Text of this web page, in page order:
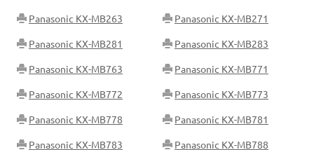
Panasonic KX-MB263 Panasonic KX-MB271
Panasonic KX-MB281 Panasonic KX-MB283
Panasonic KX-MB763 Panasonic KX-MB771
Panasonic KX-MB772 Panasonic KX-MB773
Panasonic KX-MB778 Panasonic KX-MB781
Panasonic KX-MB783 Panasonic KX-MB788